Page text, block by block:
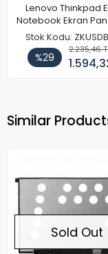
Lenovo Thinkpad
Notebook Ekran
HD)
Stok Kodu:
%29
2.235,46
Similar
Sold Out